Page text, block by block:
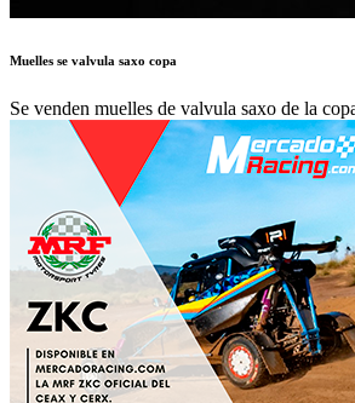
Muelles se valvula saxo copa
Se venden muelles de valvula saxo de la